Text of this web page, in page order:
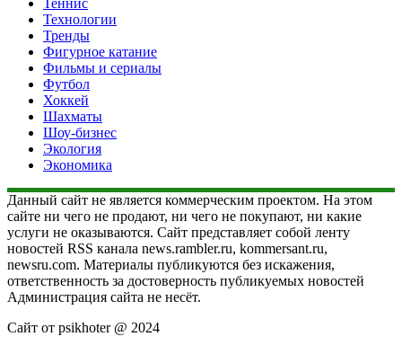
Технологии
Тренды
Фигурное катание
Фильмы и сериалы
Футбол
Хоккей
Шахматы
Шоу-бизнес
Экология
Экономика
Данный сайт не является коммерческим проектом. На этом
сайте ни чего не продают, ни чего не покупают, ни какие
услуги не оказываются. Сайт представляет собой ленту
новостей RSS канала news.rambler.ru, kommersant.ru,
newsru.com. Материалы публикуются без искажения,
ответственность за достоверность публикуемых новостей
Администрация сайта не несёт.
Сайт от psikhoter @ 2024